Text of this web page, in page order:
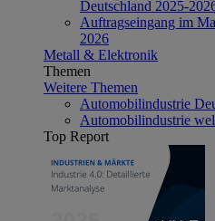
Deutschland 2025-
Auftragseingang im
2026
Metall & Elektronik
Themen
Weitere Themen
Automobilindustrie
Automobilindustrie
Top Report